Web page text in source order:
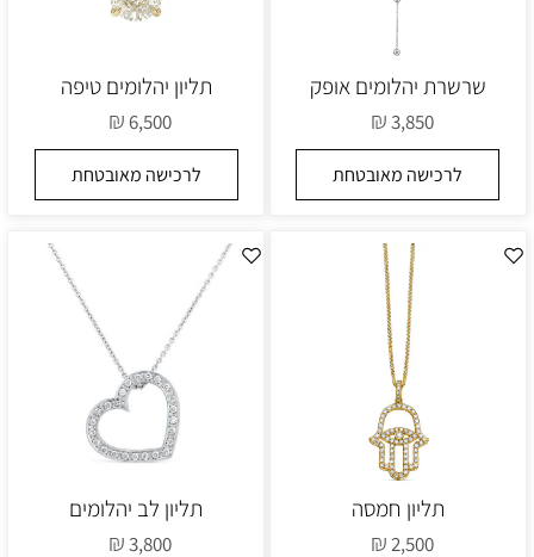
שרשרת יהלומים אופק
₪3,850
לרכישה מאובטחת
תליון יהלומים טיפה
₪6,500
לרכישה מאובטחת
תליון חמסה
₪2,500
תליון לב יהלומים
₪3,800